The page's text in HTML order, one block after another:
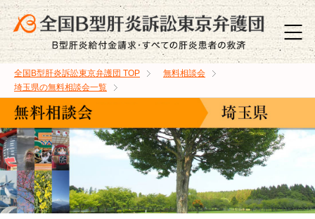
全国B型肝炎訴訟東京弁護団 TOP
無料相談会
埼玉県の無料相談会一覧